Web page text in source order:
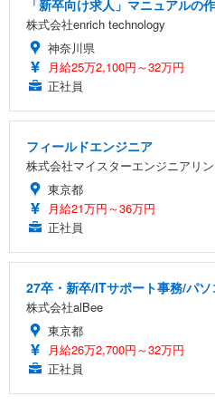
「新卒向け求人」マニュアルの
株式会社enrich technology
神奈川県
月給25万2,100円～32万円
正社員
フィールドエンジニア
株式会社マイスターエンジニアリ
東京都
月給21万円～36万円
正社員
27卒・新卒/ITサポート事務/パ
株式会社alBee
東京都
月給26万2,700円～32万円
正社員